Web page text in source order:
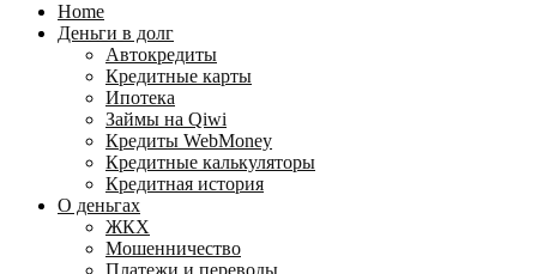
лиц
Home
Деньги в долг
Автокредиты
Кредитные карты
Ипотека
Займы на Qiwi
Кредиты WebMoney
Кредитные калькуляторы
Кредитная история
О деньгах
ЖКХ
Мошенничество
Платежи и переводы